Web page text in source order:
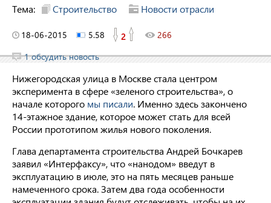
Тема: Строительство Новости отрасли
18-06-2015 5.58 2
266
1 обсудить новость
Нижегородская улица в Москве стала центром
эксперимента в сфере «зеленого строительства», о
начале которого мы писали. Именно здесь закончено
14-этажное здание, которое может стать для всей
России прототипом жилья нового поколения.
Глава департамента строительства Андрей Бочкарев
заявил «Интерфаксу», что «нанодом» введут в
эксплуатацию в июле, это на пять месяцев раньше
намеченного срока. Затем два года особенности